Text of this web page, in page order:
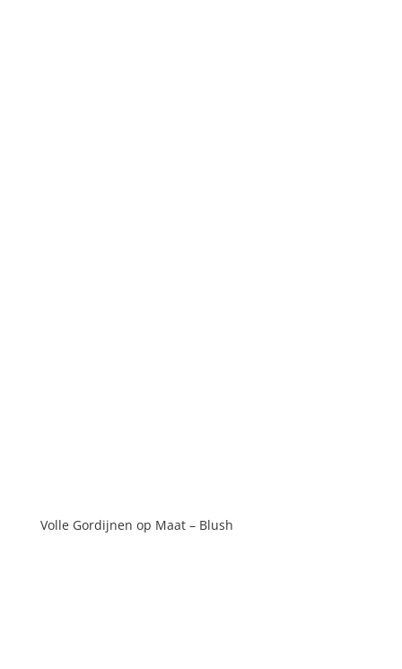
Volle Gordijnen op Maat – Blush